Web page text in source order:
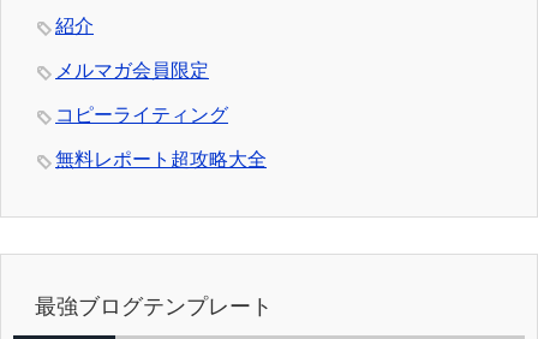
紹介
メルマガ会員限定
コピーライティング
無料レポート超攻略大全
最強ブログテンプレート